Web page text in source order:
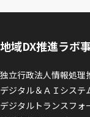
地域DX推進ラボ
独立行政法人情報処理
デジタル＆ＡＩシステ
デジタルトランスフォ